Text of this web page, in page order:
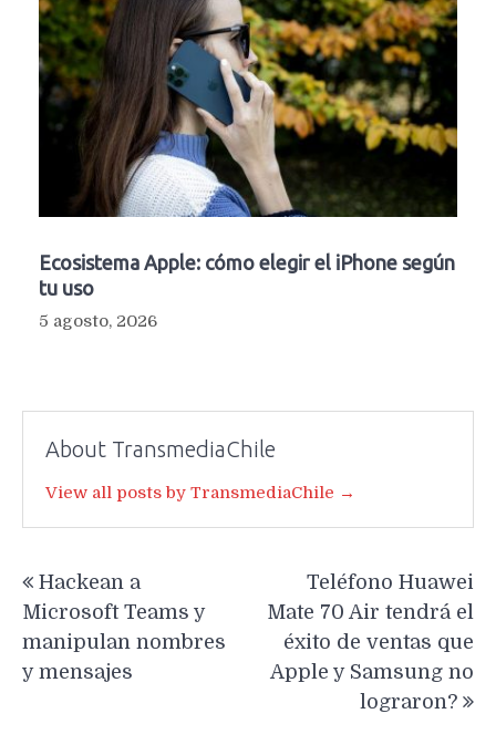
Ecosistema Apple: cómo elegir el iPhone según
tu uso
5 agosto, 2026
About TransmediaChile
View all posts by TransmediaChile →
de
entradas
Hackean a
Microsoft Teams y
manipulan nombres
y mensajes
Teléfono Huawei
Mate 70 Air tendrá el
éxito de ventas que
Apple y Samsung no
lograron?